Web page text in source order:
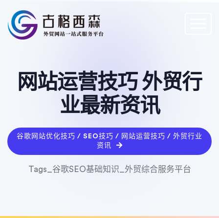
网站运营技巧 外贸行
业最新资讯
谷歌网站优化技巧 / SEO技巧 / 网站运营技巧 / 外贸行业
资讯
Tags_谷歌SEO基础知识_外贸综合服务平台